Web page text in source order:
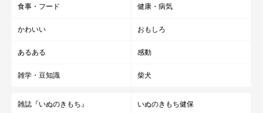
食事・フード 健康・病気
かわいい おもしろ
あるある 感動
雑学・豆知識 柴犬
雑誌『いぬのきもち』 いぬのきもち健保